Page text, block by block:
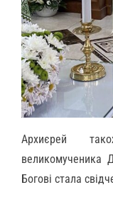
Архиєрей
великомученика
Богові стала